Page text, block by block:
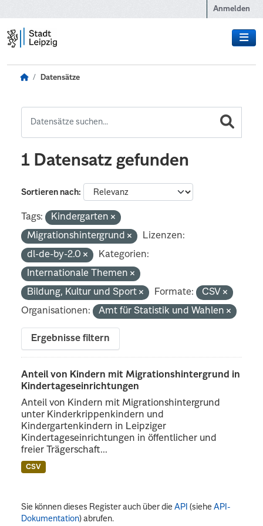
Anmelden
Datensätze
1 Datensatz gefunden
Sortieren nach
Tags:
Kindergarten
Migrationshintergrund
Lizenzen:
dl-de-by-2.0
Kategorien:
Internationale Themen
Bildung, Kultur und Sport
Formate:
CSV
Organisationen:
Amt für Statistik und Wahlen
Ergebnisse filtern
Anteil von Kindern mit Migrationshintergrund in
Kindertageseinrichtungen
Anteil von Kindern mit Migrationshintergrund
unter Kinderkrippenkindern und
Kindergartenkindern in Leipziger
Kindertageseinrichtungen in öffentlicher und
freier Trägerschaft...
CSV
Sie können dieses Register auch über dieAPI (sieheAPI-
Dokumentation) abrufen.